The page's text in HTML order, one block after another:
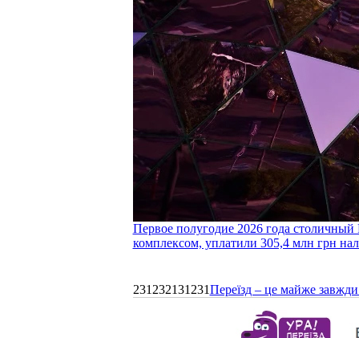
Первое полугодие 2026 года
комплексом, уплатили 305,4 млн грн
231232131231Переїзд – це майже